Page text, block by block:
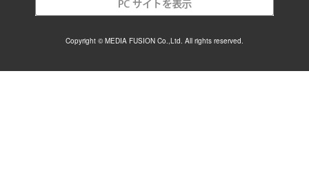
Copyright © MEDIA FUSION Co.,Ltd. All rights reserved.